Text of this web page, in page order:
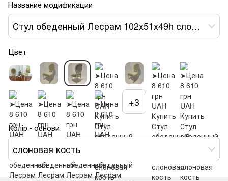
Название модификации
Стул обеденный Лесрам 102х51х49h слоновая кость var 3
Цвет
+3
Колір - основи
слоновая кость